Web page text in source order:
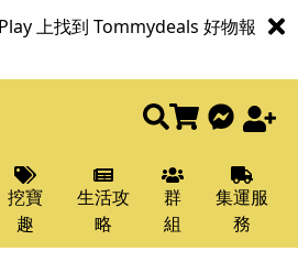
上找到 Tommydeals 好物報
挖寶
趣
生活攻
略
群
組
集運服
務